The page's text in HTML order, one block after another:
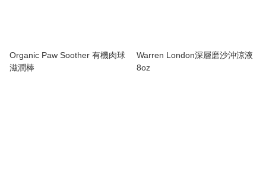
Organic Paw Soother 有機肉球
滋潤棒
Warren London深層磨沙沖涼液
8oz